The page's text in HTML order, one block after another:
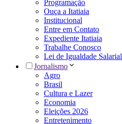
Programação
Ouça a Itatiaia
Institucional
Entre em Contato
Expediente Itatiaia
Trabalhe Conosco
Lei de Igualdade Salarial
Jornalismo
Agro
Brasil
Cultura e Lazer
Economia
Eleições 2026
Entretenimento